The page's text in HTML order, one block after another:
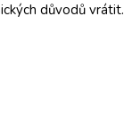
důvodů vrátit.